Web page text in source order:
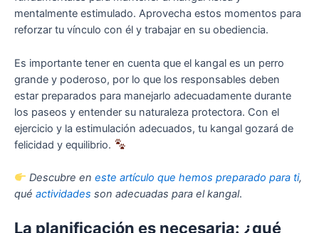
mentalmente estimulado. Aprovecha estos momentos para
reforzar tu vínculo con él y trabajar en su obediencia.
Es importante tener en cuenta que el kangal es un perro
grande y poderoso, por lo que los responsables deben
estar preparados para manejarlo adecuadamente durante
los paseos y entender su naturaleza protectora. Con el
ejercicio y la estimulación adecuados, tu kangal gozará de
felicidad y equilibrio.
Descubre en este artículo que hemos preparado para ti,
qué actividades son adecuadas para el kangal.
La planificación es necesaria: ¿qué